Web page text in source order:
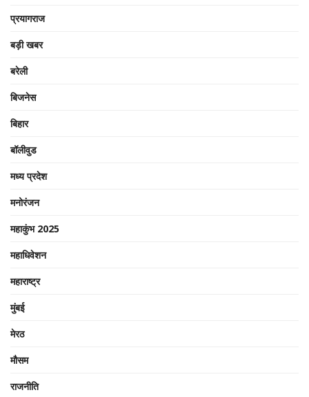
प्रयागराज
बड़ी खबर
बरेली
बिजनेस
बिहार
बॉलीवुड
मध्य प्रदेश
मनोरंजन
महाकुंभ 2025
महाधिवेशन
महाराष्ट्र
मुंबई
मेरठ
मौसम
राजनीति